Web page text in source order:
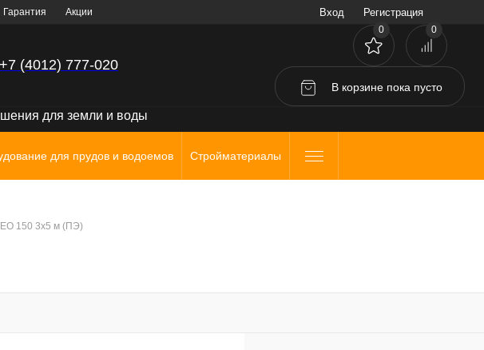
Гарантия Акции Вход Регистрация
+7 (4012) 777-020
0 0
В корзине пока пусто
для земли и воды
для прудов и водоемов Стройматериалы
150 3х5 м (ПЭ)